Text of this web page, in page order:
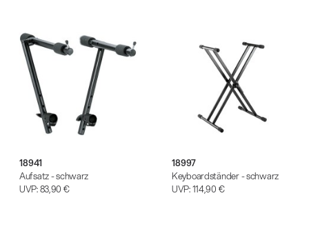
18941
Aufsatz - schwarz
UVP:83,90 €
18997
Keyboardständer - schwarz
UVP:114,90 €